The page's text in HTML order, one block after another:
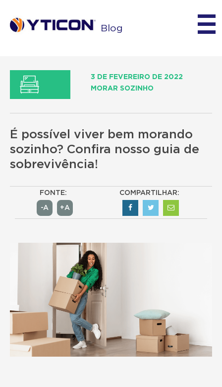
Blog
3 DE FEVEREIRO DE 2022
MORAR SOZINHO
É possível viver bem morando
sozinho? Confira nosso guia de
sobrevivência!
FONTE:
-A +A
COMPARTILHAR: